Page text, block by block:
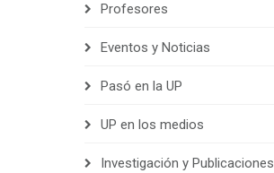
Profesores
Eventos y Noticias
Pasó en la UP
UP en los medios
Investigación y Publicaciones